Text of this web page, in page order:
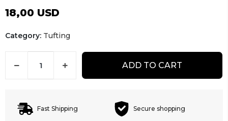
18,00 USD
Category: Tufting
ADD TO CART
Fast Shipping Secure shopping